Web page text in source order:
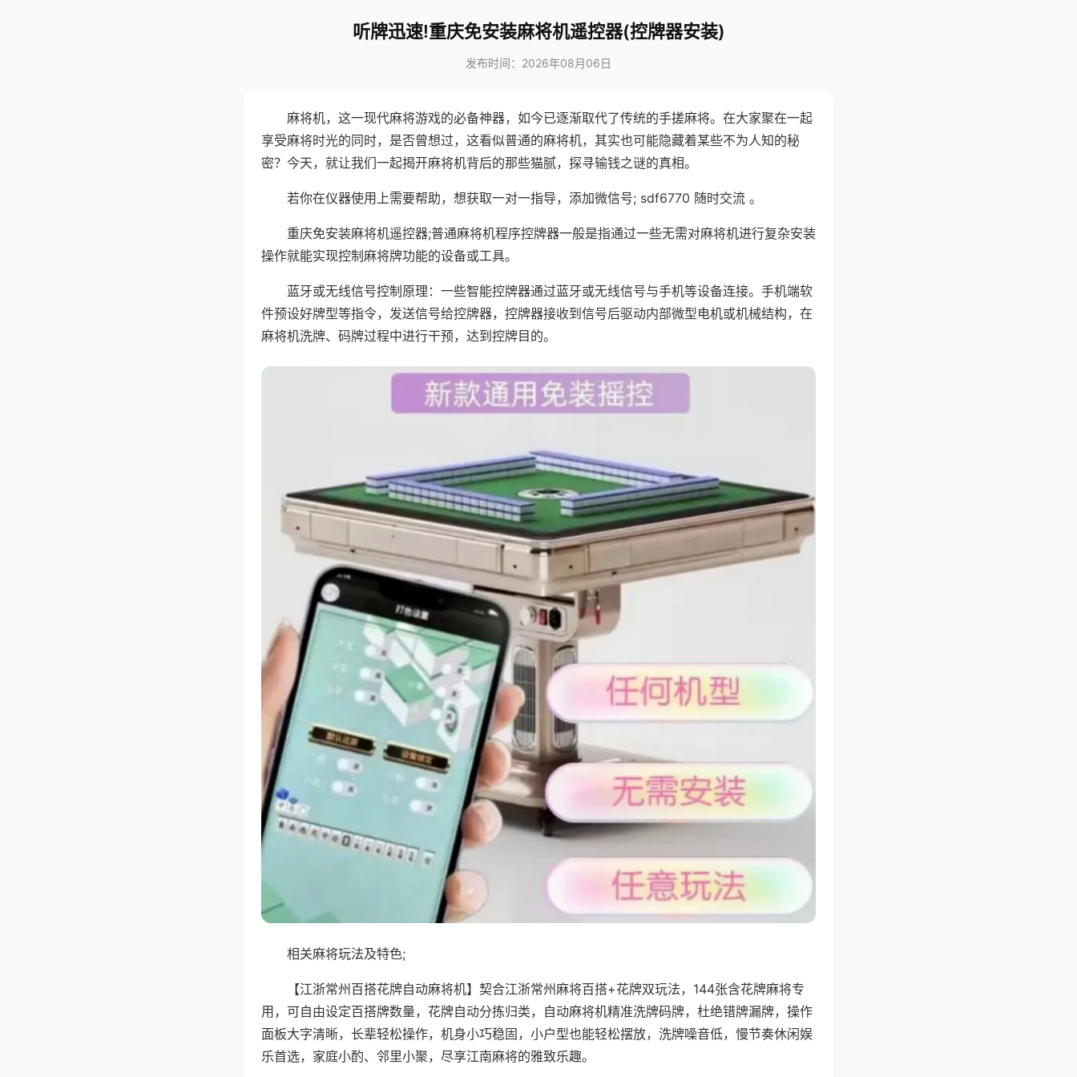
听牌迅速!重庆免安装麻将机遥控器(控牌器安装)
发布时间：2026年08月06日
麻将机，这一现代麻将游戏的必备神器，如今已逐渐取代了传统的手搓麻将。在大家聚在一起
享受麻将时光的同时，是否曾想过，这看似普通的麻将机，其实也可能隐藏着某些不为人知的秘
密？今天，就让我们一起揭开麻将机背后的那些猫腻，探寻输钱之谜的真相。
若你在仪器使用上需要帮助，想获取一对一指导，添加微信号; sdf6770 随时交流 。
重庆免安装麻将机遥控器;普通麻将机程序控牌器一般是指通过一些无需对麻将机进行复杂安装
操作就能实现控制麻将牌功能的设备或工具。
蓝牙或无线信号控制原理：一些智能控牌器通过蓝牙或无线信号与手机等设备连接。手机端软
件预设好牌型等指令，发送信号给控牌器，控牌器接收到信号后驱动内部微型电机或机械结构，在
麻将机洗牌、码牌过程中进行干预，达到控牌目的。
相关麻将玩法及特色;
【江浙常州百搭花牌自动麻将机】契合江浙常州麻将百搭+花牌双玩法，144张含花牌麻将专
用，可自由设定百搭牌数量，花牌自动分拣归类，自动麻将机精准洗牌码牌，杜绝错牌漏牌，操作
面板大字清晰，长辈轻松操作，机身小巧稳固，小户型也能轻松摆放，洗牌噪音低，慢节奏休闲娱
乐首选，家庭小酌、邻里小聚，尽享江南麻将的雅致乐趣。